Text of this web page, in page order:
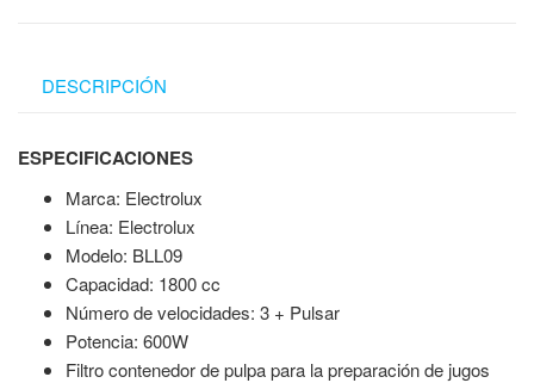
DESCRIPCIÓN
ESPECIFICACIONES
Marca: Electrolux
Línea: Electrolux
Modelo: BLL09
Capacidad: 1800 cc
Número de velocidades: 3 + Pulsar
Potencia: 600W
Filtro contenedor de pulpa para la preparación de jugos